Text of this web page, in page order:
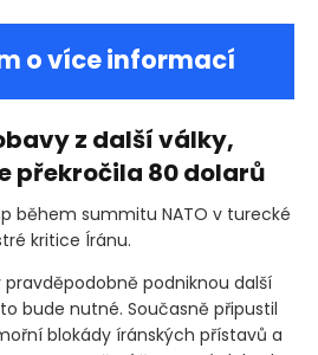
o více informací
z další války,
překročila 80 dolarů
během summitu NATO v turecké
kritice Íránu.
pravděpodobně podniknou další
bude nutné. Současně připustil
blokády íránských přístavů a